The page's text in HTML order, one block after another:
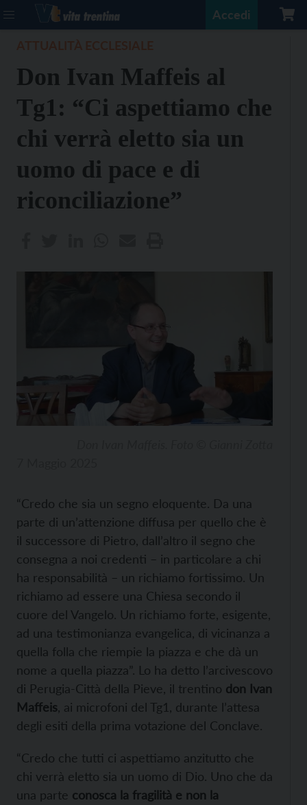
Accedi
Don Ivan Maffeis al
Tg1: “Ci aspettiamo che
chi verrà eletto sia un
uomo di pace e di
riconciliazione”
“Credo che sia un segno eloquente. Da una
parte di un’attenzione diffusa per quello che è
il successore di Pietro, dall’altro il segno che
consegna a noi credenti – in particolare a chi
ha responsabilità – un richiamo fortissimo. Un
richiamo ad essere una Chiesa secondo il
cuore del Vangelo. Un richiamo forte, esigente,
ad una testimonianza evangelica, di vicinanza a
quella folla che riempie la piazza e che dà un
nome a quella piazza”. Lo ha detto l’arcivescovo
di Perugia-Città della Pieve, il trentino don Ivan
Maffeis , ai microfoni del Tg1, durante l’attesa
degli esiti della prima votazione del Conclave.
“Credo che tutti ci aspettiamo anzitutto che
chi verrà eletto sia un uomo di Dio. Uno che da
una parte conosca la fragilità e non la